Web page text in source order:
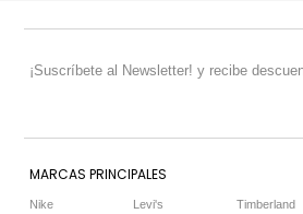
¡Suscríbete al Newsletter! y recibe
MARCAS PRINCIPALES
Nike
Levi's
Timberland